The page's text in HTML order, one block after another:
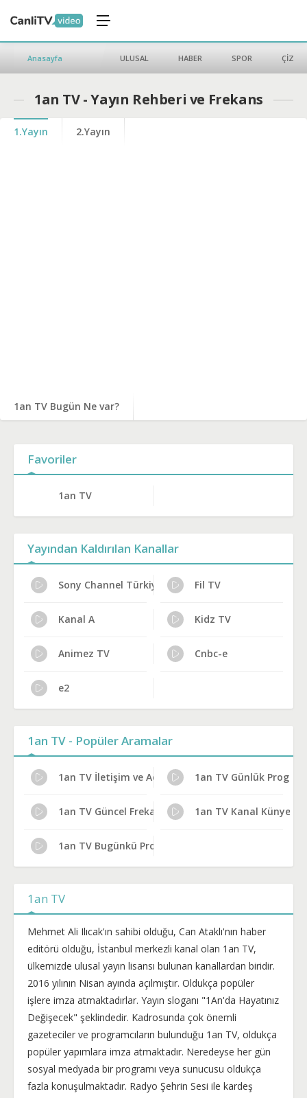
Anasayfa ULUSAL HABER SPOR ÇİZGİ
1an TV - Yayın Rehberi ve Frekans
1.Yayın 2.Yayın
1an TV Bugün Ne var?
Favoriler
1an TV
Yayından Kaldırılan Kanallar
Sony Channel Türkiye Fil TV
Kanal A Kidz TV
Animez TV Cnbc-e
e2
1an TV - Popüler Aramalar
1an TV İletişim ve Adres 1an TV Günlük Program
1an TV Güncel Frekans 2024 1an TV Kanal Künyesi
1an TV Bugünkü Programlar
1an TV
Mehmet Ali Ilıcak'ın sahibi olduğu, Can Ataklı'nın haber
editörü olduğu, İstanbul merkezli kanal olan 1an TV,
ülkemizde ulusal yayın lisansı bulunan kanallardan biridir.
2016 yılının Nisan ayında açılmıştır. Oldukça popüler
işlere imza atmaktadırlar. Yayın sloganı "1An'da Hayatınız
Değişecek" şeklindedir. Kadrosunda çok önemli
gazeteciler ve programcıların bulunduğu 1an TV, oldukça
popüler yapımlara imza atmaktadır. Neredeyse her gün
sosyal medyada bir programı veya sunucusu oldukça
fazla konuşulmaktadır. Radyo Şehrin Sesi ile kardeş